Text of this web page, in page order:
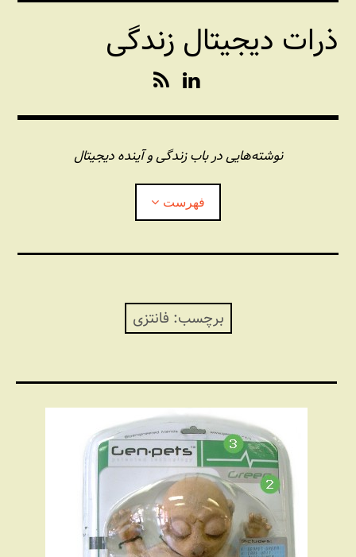
رفتن
محتواذرات دیجیتال زندگی
n
k
e
d
I
n
S
نوشته‌هایی در باب زندگی و آینده دیجیتال
فهرست
برچسب: فانتزی